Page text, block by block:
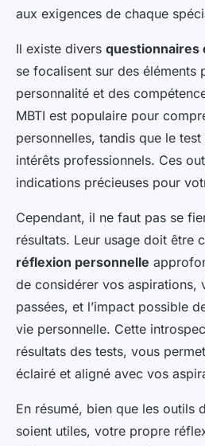
aux exigences de chaque
Il existe divers questionnaires
se focalisent sur des éléments
personnalité et des
MBTI est populaire pour
personnelles, tandis que le
intérêts professionnels. Ces
indications précieuses pour
Cependant, il ne faut pas se
résultats. Leur usage doit être
réflexion personnelle
de considérer vos aspirations,
passées, et l’impact possible
vie personnelle. Cette
résultats des tests, vous
éclairé et aligné avec vos
En résumé, bien que les outils
soient utiles, votre propre